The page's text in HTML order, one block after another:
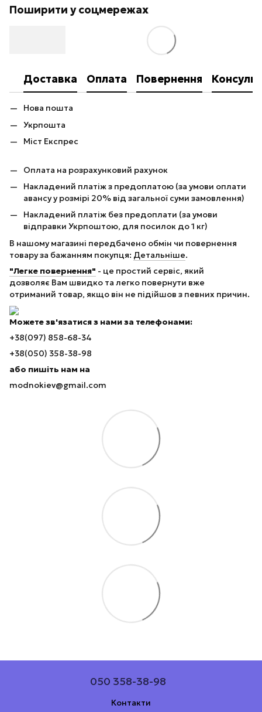
Поширити у соцмережах
Доставка Оплата Повернення
Нова пошта
Укрпошта
Міст Експрес
Оплата на розрахунковий рахунок
Накладений платіж з предоплатою (за умови оплати
авансу у розмірі 20% від загальної суми замовлення)
Накладений платіж без предоплати (за умови
відправки Укрпоштою, для посилок до 1 кг)
В нашому магазині передбачено обмін чи повернення
товару за бажанням покупця: Детальніше.
"Легке повернення" - це простий сервіс, який
дозволяє Вам швидко та легко повернути вже
отриманий товар, якщо він не підійшов з певних причин.
Можете зв'язатися з нами за телефонами:
+38(097) 858-68-34
+38(050) 358-38-98
або пишіть нам на
modnokiev@gmail.com
050 358-38-98
Контакти